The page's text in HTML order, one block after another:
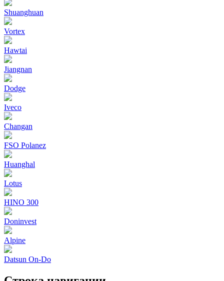
Shuanghuan
Vortex
Hawtai
Jiangnan
Dodge
Iveco
Changan
FSO Polanez
Huanghal
Lotus
HINO 300
Doninvest
Alpine
Datsun On-Do